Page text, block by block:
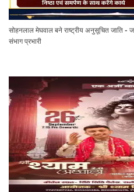
सोहनलाल मेघवाल बने राष्ट्रीय अनुसूचित जाति -
संभाग प्रभारी